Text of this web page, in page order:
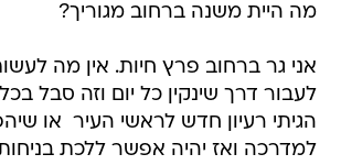
מה היית משנה ברחוב מגוריך?
אני גר ברחוב פרץ חיות. אין מה
לעבור דרך שינקין כל יום וזה סבל
הגיתי רעיון חדש לראשי העיר  או
למדרכה ואז יהיה אפשר ללכת